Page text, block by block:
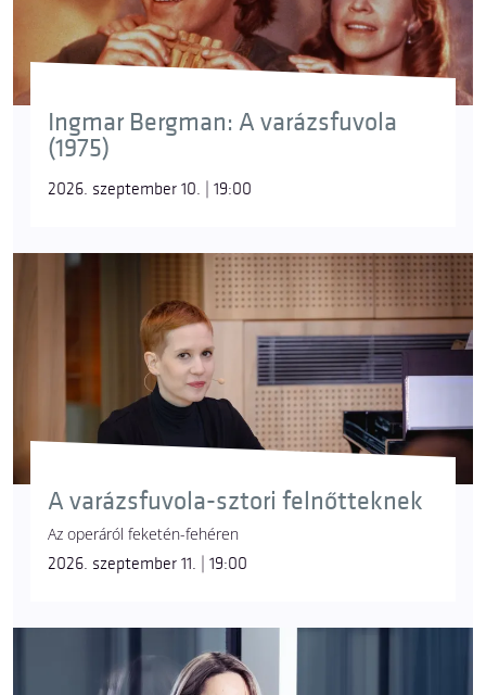
Ingmar Bergman: A varázsfuvola
(1975)
2026. szeptember 10. | 19:00
A varázsfuvola-sztori felnőtteknek
Az operáról feketén-fehéren
2026. szeptember 11. | 19:00